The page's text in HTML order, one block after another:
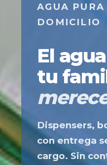
AGUA PURA
DOMICILIO
El
tu
Dispensers,
con entrega
cargo. Sin